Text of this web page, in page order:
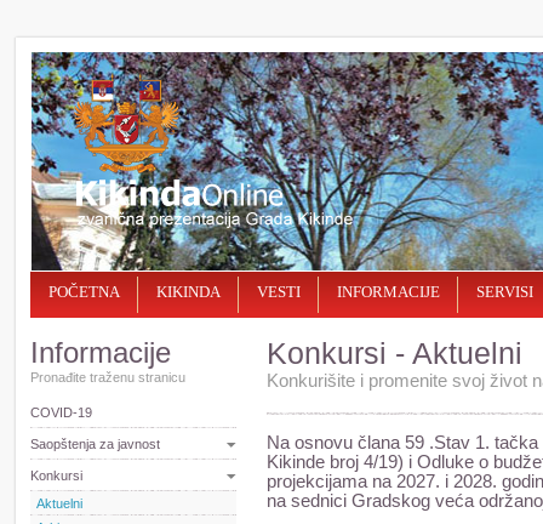
POČETNA KIKINDA VESTI INFORMACIJE SERVISI
Informacije
Pronađite traženu stranicu
COVID-19
Saopštenja za javnost
Konkursi
Aktuelni
Konkursi - Aktuelni
Konkurišite i promenite svoj život
Na osnovu člana 59 .Stav 1.
Kikinde broj 4/19) i Odluke o
projekcijama na 2027. i 2028.
na sednici Gradskog veća